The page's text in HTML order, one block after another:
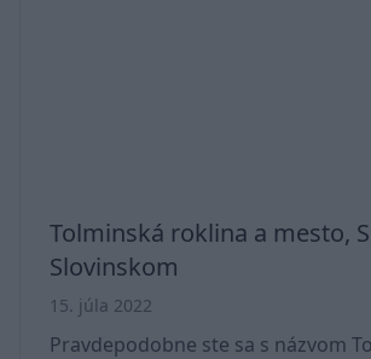
Tolminská roklina a mesto,
Slovinskom
15. júla 2022
Pravdepodobne ste sa s názvom